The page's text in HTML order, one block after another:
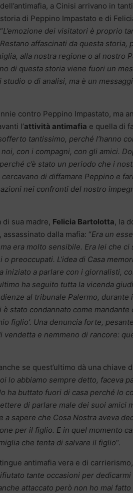
dell’antimafia, a Cinisi arrivano in
storia di Peppino Impastato e di
“L’emozione dei visitatori è proprio
Restano affascinati da questa storia,
alla nostra regione o al nostro
di questa storia viene fuori un
o di analisi, ma è un
contro Peppino Impastato, ma
l’attività antimafia e quella di
tantissimo, perché l’hanno
con i compagni, con gli amici.
c’è stato un periodo che i
di diffamare Peppino e
nei confronti del nostro
sua madre, Felicia Bartolotta, la
dalla mafia: “Era un
era molto sensibile. Era lei che ci
preoccupati. L’idea di Casa
iniziato a parlare con i giornalisti,
ha seguito tutta la vicenda
al tribunale Palermo, durante
stato condannato come mandante
figlio’. Una denuncia forte,
e nemmeno di rancore:
se quest’ultimo dà una chiave
lo abbiamo sempre detto, faceva
ha buttato fuori di casa perché lo
di parlare male dei suoi amici
sapere che Cosa Nostra aveva
per il figlio. E in quel momento
che tenta di salvare il figlio“.
antimafia vera e di
tante occasioni per
attaccato però non ho mai